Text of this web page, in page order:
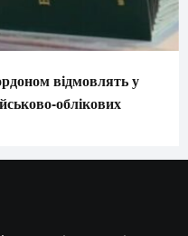
відмовлять у
облікових